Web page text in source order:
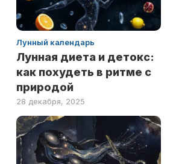
Лунный календарь
Лунная диета и детокс:
как похудеть в ритме с
природой
28 декабря, 2025